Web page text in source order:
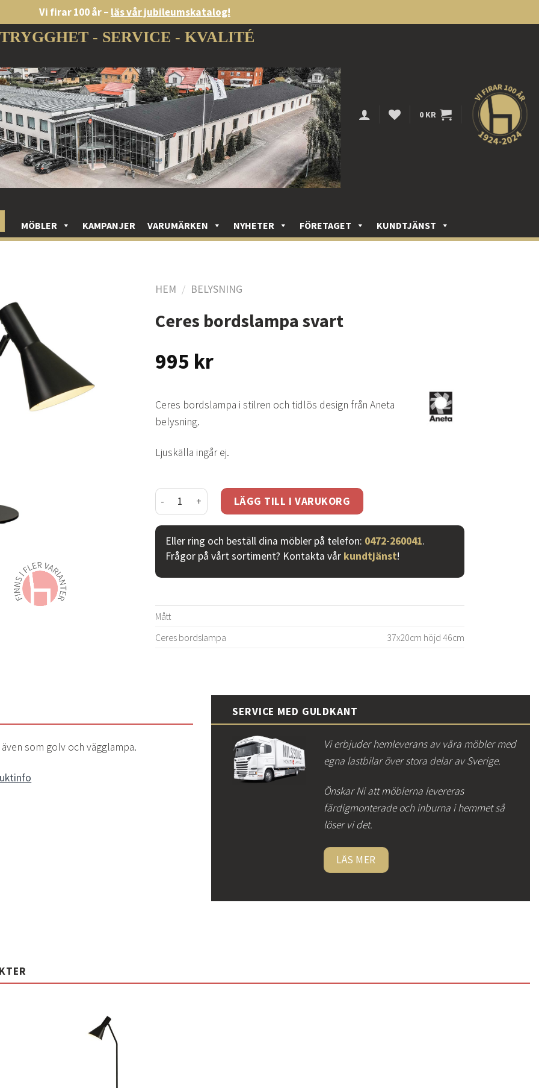
Vi firar 100 år – läs vår jubileumskatalog!
TRYGGHET - SERVICE - KVALITÉ
0 KR
MÖBLER KAMPANJER VARUMÄRKEN NYHETER FÖRETAGET KUNDTJÄNST
HEM / BELYSNING
Ceres bordslampa svart
995 kr
Ceres bordslampa i stilren och tidlös design från Aneta
belysning.
Ljuskälla ingår ej.
Ceres bordslampa svart mängdLÄGG TILL I VARUKORG
Eller ring och beställ dina möbler på telefon: 0472-260041.
Frågor på vårt sortiment? Kontakta vår kundtjänst!
Mått
Ceres bordslampa
37x20cm höjd 46cm
som golv och vägglampa.
SERVICE MED GULDKANT
Vi erbjuder hemleverans av våra möbler med
egna lastbilar över stora delar av Sverige.
Önskar Ni att möblerna levereras
färdigmonterade och inburna i hemmet så
löser vi det.
LÄS MER